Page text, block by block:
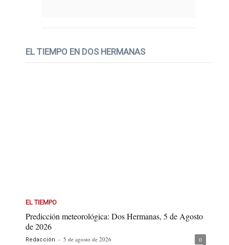
EL TIEMPO EN DOS HERMANAS
EL TIEMPO
Predicción meteorológica: Dos Hermanas, 5 de Agosto
de 2026
Redacción - 5 de agosto de 2026 0